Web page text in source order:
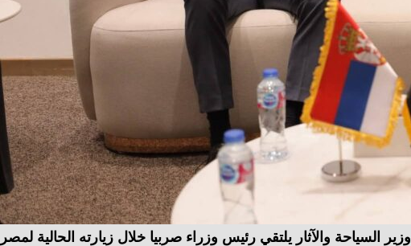
وزير السياحة والآثار يلتقي رئيس وزراء صربيا خلال زيارته الحالية لمصر